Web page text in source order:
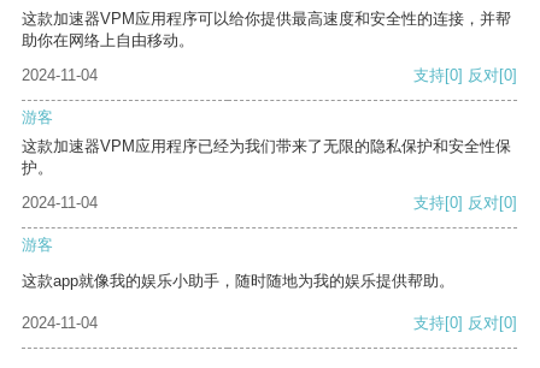
这款加速器VPM应用程序可以给你提供最高速度和安全性的连接，并帮
助你在网络上自由移动。
2024-11-04
支持[0] 反对[0]
游客
这款加速器VPM应用程序已经为我们带来了无限的隐私保护和安全性保
护。
2024-11-04
支持[0] 反对[0]
游客
这款app就像我的娱乐小助手，随时随地为我的娱乐提供帮助。
2024-11-04 支持[0] 反对[0]